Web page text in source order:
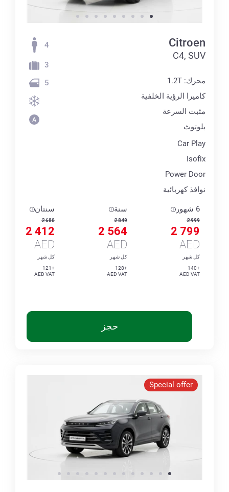
Citroen
C4, SUV
محرك: 1.2T
كاميرا الرؤية الخلفية
مثبت السرعة
بلوتوث
Car Play
Isofix
Power Door
نوافذ كهربائية
4
3
5
6 شهور
2 999
2 799
AED
كل شهر
+140
AED VAT
سنة
2 849
2 564
AED
كل شهر
+128
AED VAT
سنتان
2 680
2 412
AED
كل شهر
+121
AED VAT
حجز
Special offer